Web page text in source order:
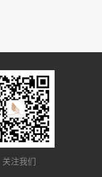
关注我们